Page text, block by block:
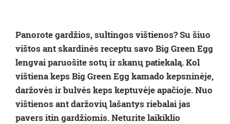
Panorote gardžios, sultingos vištienos? Su šiuo
vištos ant skardinės receptu savo Big Green Egg
lengvai paruošite sotų ir skanų patiekalą. Kol
vištiena keps Big Green Egg kamado kepsninėje,
daržovės ir bulvės keps keptuvėje apačioje. Nuo
vištienos ant daržovių lašantys riebalai jas
pavers itin gardžiomis. Neturite laikiklio